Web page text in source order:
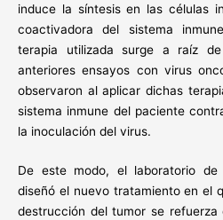
induce la síntesis en las células
coactivadora del sistema
terapia utilizada surge a raíz
anteriores ensayos con virus
observaron al aplicar dichas
sistema inmune del paciente
la inoculación del virus.
De este modo, el laboratorio de
diseñó el nuevo tratamiento en el
destrucción del tumor se